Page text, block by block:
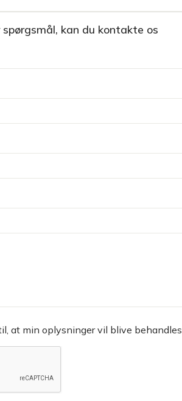
spørgsmål, kan du kontakte os
at min oplysninger vil blive behandles.